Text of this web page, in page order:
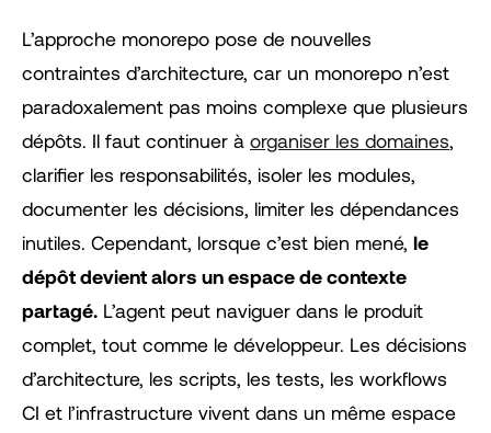
L’approche monorepo pose de nouvelles
contraintes d’architecture, car un monorepo n’est
paradoxalement pas moins complexe que plusieurs
dépôts. Il faut continuer à organiser les domaines,
clarifier les responsabilités, isoler les modules,
documenter les décisions, limiter les dépendances
inutiles. Cependant, lorsque c’est bien mené, le
dépôt devient alors un espace de contexte
partagé. L’agent peut naviguer dans le produit
complet, tout comme le développeur. Les décisions
d’architecture, les scripts, les tests, les workflows
CI et l’infrastructure vivent dans un même espace